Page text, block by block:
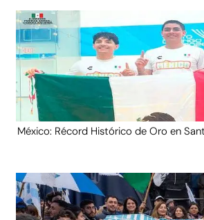
México: Récord Histórico de Oro en